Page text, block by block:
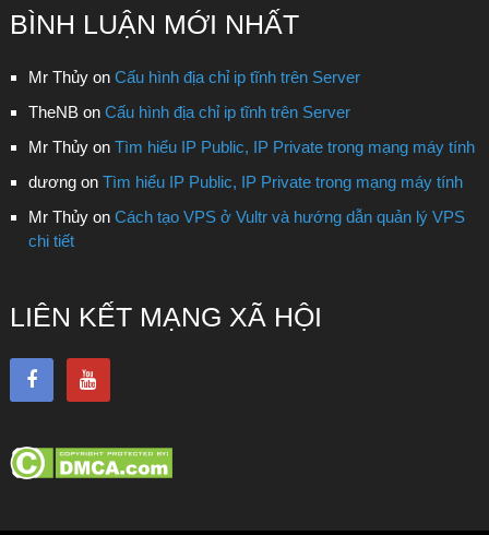
BÌNH LUẬN MỚI NHẤT
Mr Thủyon Cấu hình địa chỉ ip tĩnh trên Server
TheNBon Cấu hình địa chỉ ip tĩnh trên Server
Mr Thủyon Tìm hiểu IP Public, IP Private trong mạng máy tính
dươngon Tìm hiểu IP Public, IP Private trong mạng máy tính
Mr Thủyon Cách tạo VPS ở Vultr và hướng dẫn quản lý VPS
chi tiết
LIÊN KẾT MẠNG XÃ HỘI